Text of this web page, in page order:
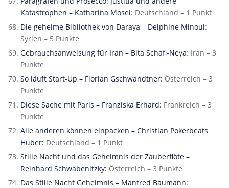
Katastrophen – Katharina Mosel: Deutschland – 1 Punkt
Die geheime Bibliothek von Daraya – Delphine Minoui:
Syrien – 5 Punkte
Gebrauchsanweisung für Iran – Bita Schafi-Neya: Iran – 3
Punkte
So läuft Start-Up – Florian Gschwandtner: Österreich – 3
Punkte
Diese Sache mit Paris – Franziska Erhard: Frankreich – 3
Punkte
Alle anderen können einpacken – Christian Pokerbeats
Huber: Deutschland – 1 Punkt
Stille Nacht und das Geheimnis der Zauberflöte –
Reinhard Schwabenitzky: Österreich – 3 Punkte
Das Stille Nacht Geheimnis – Manfred Baumann: